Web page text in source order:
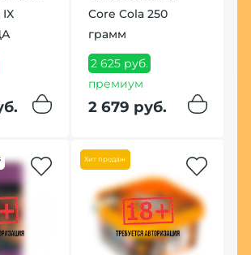
IX
Core Cola 250
грамм
2 625 руб.
премиум
2 679 руб.
Хит продаж